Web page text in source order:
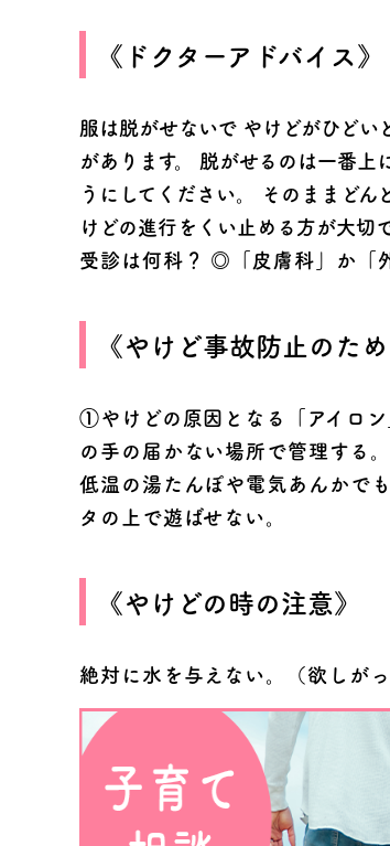
《ドクターアドバイス》
服は脱がせないで やけどがひどい
があります。 脱がせるのは一番上
うにしてください。 そのままどん
けどの進行をくい止める方が大切で
受診は何科？
◎「皮膚科」か「
《やけど事故防止のため
①やけどの原因となる「アイロ
の手の届かない場所で管理する
低温の湯たんぽや電気あんかで
タの上で遊ばせない。
《やけどの時の注意》
絶対に水を与えない。（欲しが